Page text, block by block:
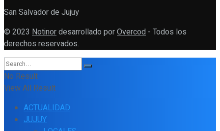
San Salvador de Jujuy
© 2023 Notinordesarrollado porOvercod - Todos los
derechos reservados.
No Result
View All Result
ACTUALIDAD
JUJUY